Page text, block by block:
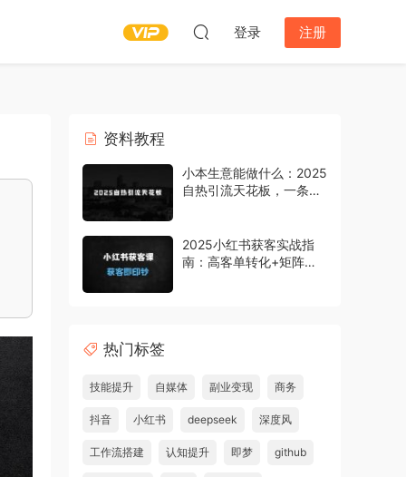
登录 注册
资料教程
小本生意能做什么：2025
自热引流天花板，一条视
引500+创业粉，涨粉嘎
嘎猛
2025小红书获客实战指
南：高客单转化+矩阵运
热门标签
技能提升 自媒体 副业变现 商务
抖音 小红书 deepseek 深度风
工作流搭建 认知提升 即梦 github